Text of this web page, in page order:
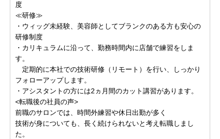
度
≪研修≫
・ウィッグ未経験、美容師としてブランクのある方も安心の
研修制度
・カリキュラムに沿って、勤務時間内に店舗で練習をしま
す。
定期的に本社での技術研修（リモート）を行い、しっかり
フォローアップします。
・アシスタントの方には2ヵ月間のカット講習があります。
<転職後の社員の声>
前職のサロンでは、時間外練習や休日出勤が多く
技術が身についても、長く続けられないと考え転職しまし
た。